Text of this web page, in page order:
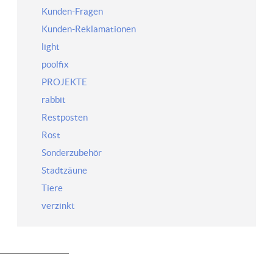
Kunden-Fragen
Kunden-Reklamationen
light
poolfix
PROJEKTE
rabbit
Restposten
Rost
Sonderzubehör
Stadtzäune
Tiere
verzinkt